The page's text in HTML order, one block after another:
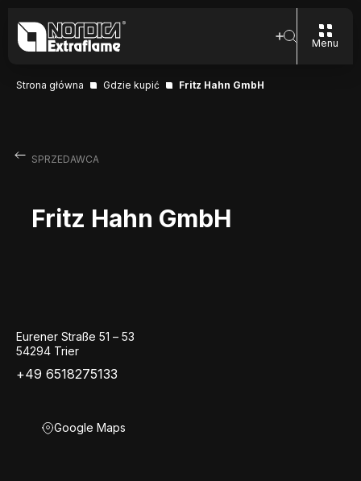
Menu
Strona główna Gdzie kupić Fritz Hahn GmbH
SPRZEDAWCA
Fritz Hahn GmbH
Eurener Straße 51 – 53
54294 Trier
+49 6518275133
Google Maps